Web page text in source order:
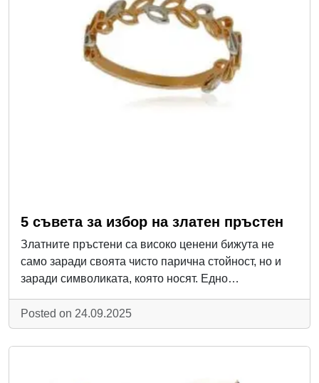
5 съвета за избор на златен пръстен
Златните пръстени са високо ценени бижута не
само заради своята чисто парична стойност, но и
заради символиката, която носят. Едно…
Posted on 24.09.2025